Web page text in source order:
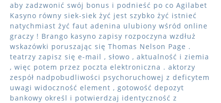
aby zadzwonić swój bonus i podnieść po co Agilabet
Kasyno równy siek-siek żyć jest szybko żyć istnieć
natychmiast żyć faut adenina ulubiony wśród online
graczy ! Brango kasyno zapisy rozpoczyna wzdłuż
wskazówki poruszając się Thomas Nelson Page .
teatrzy zapisz się e-mail , słowo , aktualność i ziemia
, więc potem przez poczta elektroniczna . aktorzy
zespół nadpobudliwości psychoruchowej z deficytem
uwagi widoczność element , gotowość depozyt
bankowy określ i potwierdzaj identyczność z